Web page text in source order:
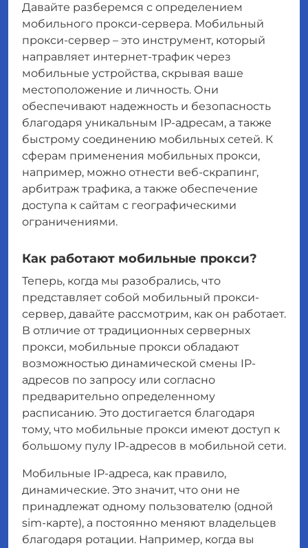
Давайте разберемся с определением
мобильного прокси-сервера. Мобильный
прокси-сервер – это инструмент, который
направляет интернет-трафик через
мобильные устройства, скрывая ваше
местоположение и личность. Они
обеспечивают надежность и безопасность
благодаря уникальным IP-адресам, а также
быстрому соединению мобильных сетей. К
сферам применения мобильных прокси,
например, можно отнести веб-скрапинг,
арбитраж трафика, а также обеспечение
доступа к сайтам с географическими
ограничениями.
Как работают мобильные прокси?
Теперь, когда мы разобрались, что
представляет собой мобильный прокси-
сервер, давайте рассмотрим, как он работает.
В отличие от традиционных серверных
прокси, мобильные прокси обладают
возможностью динамической смены IP-
адресов по запросу или согласно
предварительно определенному
расписанию. Это достигается благодаря
тому, что мобильные прокси имеют доступ к
большому пулу IP-адресов в мобильной сети.
Мобильные IP-адреса, как правило,
динамические. Это значит, что они не
принадлежат одному пользователю (одной
sim-карте), а постоянно меняют владельцев
благодаря ротации. Например, когда вы